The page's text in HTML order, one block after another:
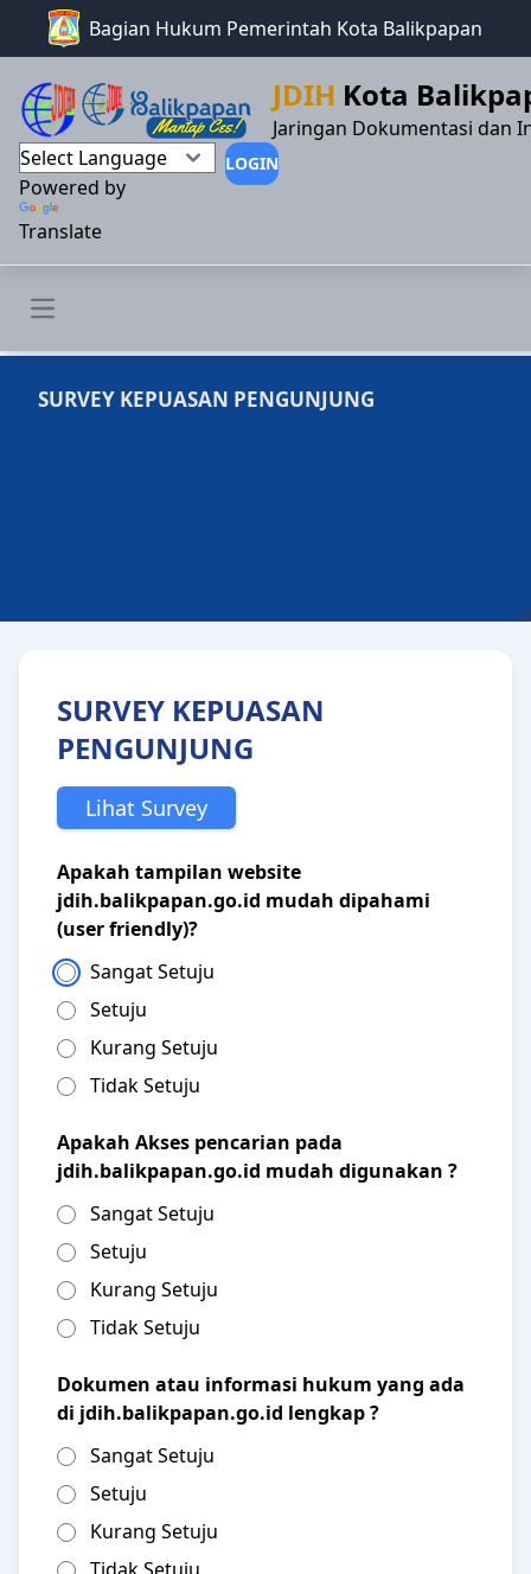
Bagian Hukum Pemerintah Kota Balikpapan
JDIH Kota
Jaringan Dokumentasi dan
Powered by
Translate
LOGIN
Open main menu
SURVEY KEPUASAN PENGUNJUNG
SURVEY KEPUASAN
PENGUNJUNG
Lihat Survey
Apakah tampilan website
jdih.balikpapan.go.id mudah dipahami
(user friendly)?
Sangat Setuju
Setuju
Kurang Setuju
Tidak Setuju
Apakah Akses pencarian pada
jdih.balikpapan.go.id mudah digunakan ?
Sangat Setuju
Setuju
Kurang Setuju
Tidak Setuju
Dokumen atau informasi hukum yang ada
di jdih.balikpapan.go.id lengkap ?
Sangat Setuju
Setuju
Kurang Setuju